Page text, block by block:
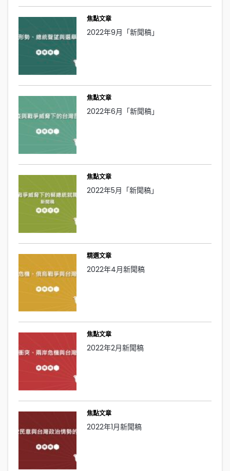
焦點文章
2022年9月「新聞稿」
焦點文章
2022年6月「新聞稿」
焦點文章
2022年5月「新聞稿」
精選文章
2022年4月新聞稿
焦點文章
2022年2月新聞稿
焦點文章
2022年1月新聞稿